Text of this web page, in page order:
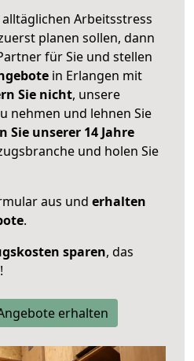
Arbeitsstress
planen sollen, dann
für Sie und stellen
in Erlangen mit
Sie nicht, unsere
nehmen und lehnen Sie
Sie unserer 14 Jahre
und holen Sie
aus und erhalten
.
sparen, das
erhalten